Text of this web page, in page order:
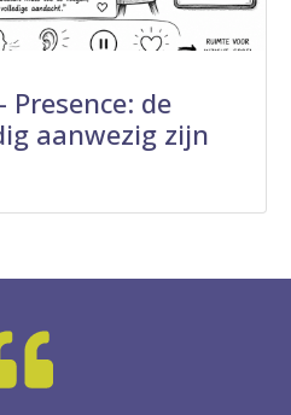
de
aanwezig zijn